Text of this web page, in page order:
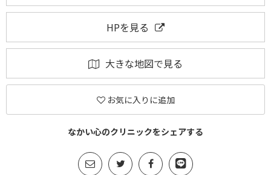
HPを見る
大きな地図で見る
お気に入りに追加
なかい心のクリニックをシェアする